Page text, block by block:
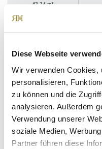
Diese Webseite
Wir verwenden Cookies,
personalisieren,
zu können und die
analysieren. Außerdem
Verwendung unserer
soziale Medien,
Partner führen diese
42,24 m²
361.800,- €
Mering